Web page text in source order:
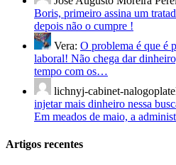
Boris, primeiro assina um
depois não o cumpre !
Vera: O problema é que é
laboral! Não chega dar
tempo com os…
lichnyj-cabinet-
injetar mais dinheiro nessa
Em meados de maio, a
Artigos recentes